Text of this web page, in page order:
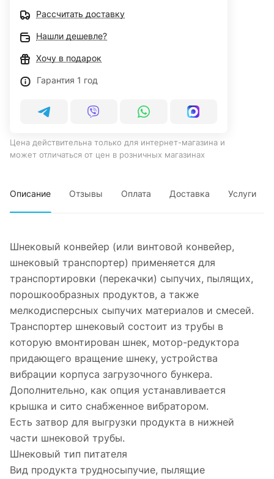
Рассчитать доставку
Нашли дешевле?
Хочу в подарок
Гарантия 1 год
Цена действительна только для интернет-магазина и
может отличаться от цен в розничных магазинах
Описание Отзывы Оплата Доставка Услуги
Шнековый конвейер (или винтовой конвейер,
шнековый транспортер) применяется для
транспортировки (перекачки) сыпучих, пылящих,
порошкообразных продуктов, а также
мелкодисперсных сыпучих материалов и смесей.
Транспортер шнековый состоит из трубы в
которую вмонтирован шнек, мотор-редуктора
придающего вращение шнеку, устройства
вибрации корпуса загрузочного бункера.
Дополнительно, как опция устанавливается
крышка и сито снабженное вибратором.
Есть затвор для выгрузки продукта в нижней
части шнековой трубы.
Шнековый тип питателя
Вид продукта трудносыпучие, пылящие